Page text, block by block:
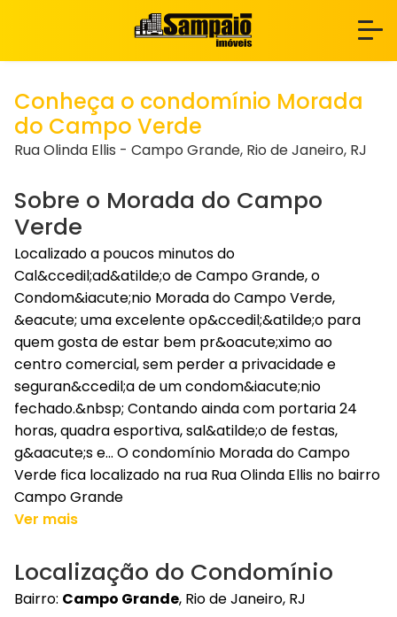
Conheça o condomínio Morada
do Campo Verde
Rua Olinda Ellis - Campo Grande, Rio de Janeiro, RJ
Sobre o Morada do Campo
Verde
Localizado a poucos minutos do
Cal&ccedil;ad&atilde;o de Campo Grande, o
Condom&iacute;nio Morada do Campo Verde,
&eacute; uma excelente op&ccedil;&atilde;o para
quem gosta de estar bem pr&oacute;ximo ao
centro comercial, sem perder a privacidade e
seguran&ccedil;a de um condom&iacute;nio
fechado.&nbsp; Contando ainda com portaria 24
horas, quadra esportiva, sal&atilde;o de festas,
g&aacute;s e... O condomínio Morada do Campo
Verde fica localizado na rua Rua Olinda Ellis no bairro
Campo Grande
Ver mais
Localização do Condomínio
Bairro: Campo Grande, Rio de Janeiro, RJ